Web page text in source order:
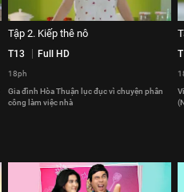
Tập 2. Kiếp thê nô
T13 Full HD
18ph
Gia đình Hòa Thuận lục đục vì chuyện phân
công làm việc nhà